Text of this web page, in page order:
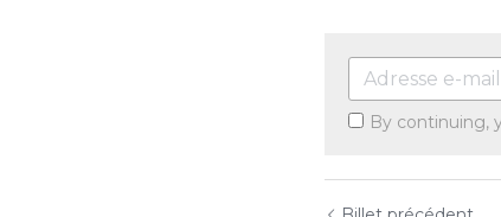
By continuing,